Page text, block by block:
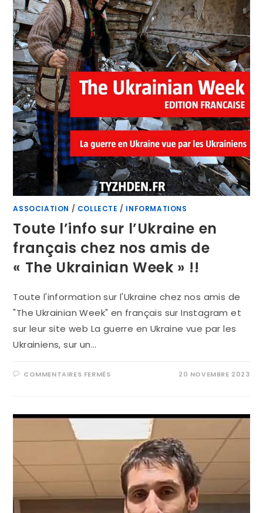
ASSOCIATION / COLLECTE / INFORMATIONS
Toute l’info sur l’Ukraine en
français chez nos amis de
« The Ukrainian Week » !!
Toute l'information sur l'Ukraine chez nos amis de
"The Ukrainian Week" en français sur Instagram et
sur leur site web La guerre en Ukraine vue par les
Ukrainiens, sur un…
COMMENTAIRES FERMÉS 20 NOVEMBRE 2023